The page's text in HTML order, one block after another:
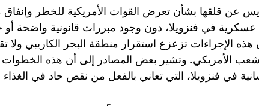
عن قلقها بشأن تعرض القوات الأمريكية للخطر وإنفاق
في فنزويلا، دون وجود مبررات قانونية واضحة
الإجراءات تزعزع استقرار منطقة البحر الكاريبي ولا
الأمريكي. وتشير بعض المصادر إلى أن هذه الخطوات
في فنزويلا، التي تعاني بالفعل من نقص حاد في الغذاء